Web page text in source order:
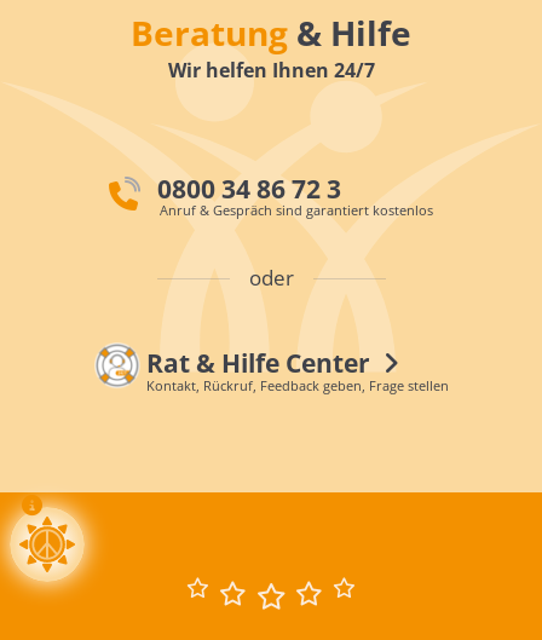
Beratung & Hilfe
Wir helfen Ihnen 24/7
0800 34 86 72 3
Anruf & Gespräch sind garantiert kostenlos
oder
Rat & Hilfe Center
Kontakt, Rückruf, Feedback geben, Frage stellen